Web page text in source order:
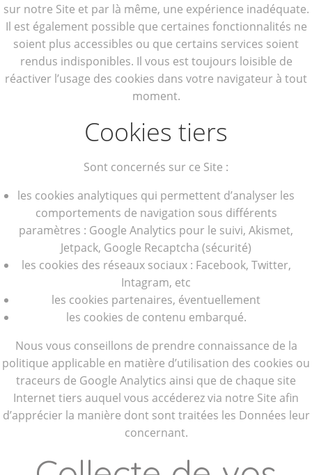
sur notre Site et par là même, une expérience inadéquate.
Il est également possible que certaines fonctionnalités ne
soient plus accessibles ou que certains services soient
rendus indisponibles. Il vous est toujours loisible de
réactiver l’usage des cookies dans votre navigateur à tout
moment.
Cookies tiers
Sont concernés sur ce Site :
les cookies analytiques qui permettent d’analyser les
comportements de navigation sous différents
paramètres : Google Analytics pour le suivi, Akismet,
Jetpack, Google Recaptcha (sécurité)
les cookies des réseaux sociaux : Facebook, Twitter,
Intagram, etc
les cookies partenaires, éventuellement
les cookies de contenu embarqué.
Nous vous conseillons de prendre connaissance de la
politique applicable en matière d’utilisation des cookies ou
traceurs de Google Analytics ainsi que de chaque site
Internet tiers auquel vous accéderez via notre Site afin
d’apprécier la manière dont sont traitées les Données leur
concernant.